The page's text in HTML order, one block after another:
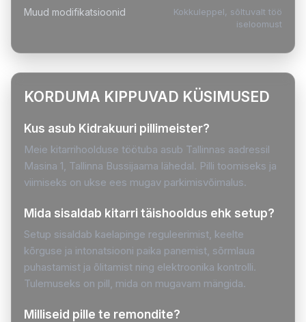
Muud modifikatsioonid
Kokkuleppel, sõltuvalt töö
iseloomust
KORDUMA KIPPUVAD KÜSIMUSED
Kus asub Kidrakuuri pillimeister?
Meie kitarrihoolduse töötuba asub Tallinnas aadressil
Masina 1, Tallinna Bussijaama lähedal. Pilli toomiseks ja
viimiseks on ukse ees mugav parkimisvõimalus.
Mida sisaldab kitarri täishooldus ehk setup?
Setup sisaldab kaelapinge reguleerimist, keelte
kõrguse ja intonatsiooni paika panemist, sõrmlaua
puhastamist ja õlitamist ning elektroonika kontrolli.
Tulemuseks on pill, mida on mugavam mängida.
Milliseid pille te remondite?